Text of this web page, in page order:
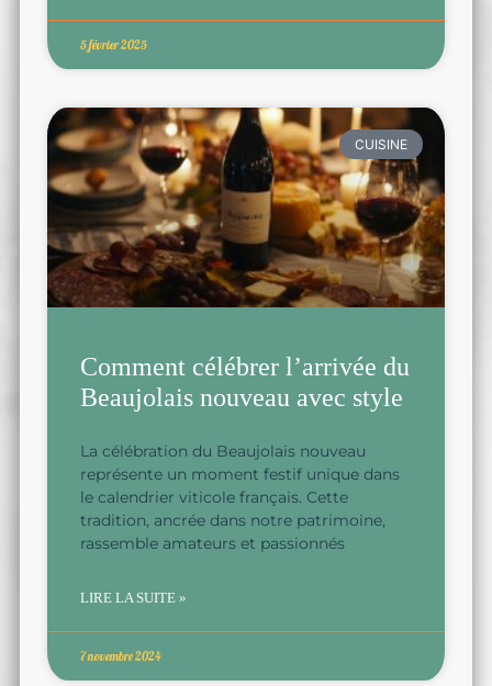
5 février 2025
CUISINE
Comment célébrer l’arrivée du
Beaujolais nouveau avec style
La célébration du Beaujolais nouveau
représente un moment festif unique dans
le calendrier viticole français. Cette
tradition, ancrée dans notre patrimoine,
rassemble amateurs et passionnés
LIRE LA SUITE »
7 novembre 2024